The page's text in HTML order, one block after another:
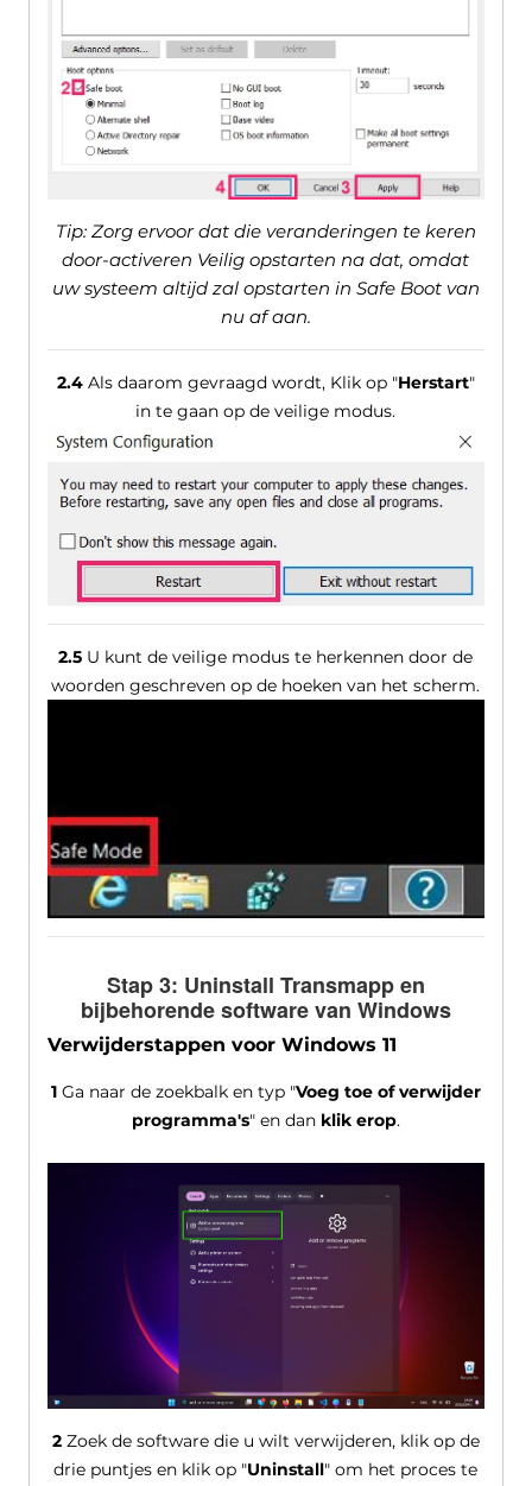
Tip: Zorg ervoor dat die veranderingen te keren
door-activeren Veilig opstarten na dat, omdat
uw systeem altijd zal opstarten in Safe Boot van
nu af aan.
2.4Als daarom gevraagd wordt, Klik op "Herstart"
in te gaan op de veilige modus.
2.5 U kunt de veilige modus te herkennen door de
woorden geschreven op de hoeken van het scherm.
Stap 3: Uninstall Transmapp en
bijbehorende software van Windows
Verwijderstappen voor Windows 11
1Ga naar de zoekbalk en typ "Voeg toe of verwijder
programma's" en dan klik erop.
2Zoek de software die u wilt verwijderen, klik op de
drie puntjes en klik op "Uninstall" om het proces te